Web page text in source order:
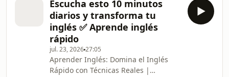
Avanzados La revolución para
aprender inglés ha comenzado, y este
no es solo otro podcast de clases de
inglés. Es una experiencia diseñada
para transformar tu mente en un
traductor español inglés natural,
donde cada episodio acelera tu
Escucha esto 10 minutos
diarios y transforma tu
inglés ✅ Aprende inglés
rápido
jul. 23, 202627:05
Aprender Inglés: Domina el Inglés
Rápido con Técnicas Reales |